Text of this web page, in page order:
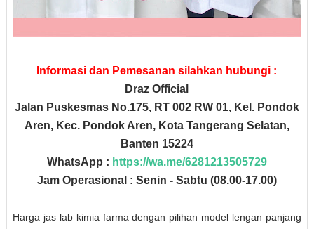
Informasi dan Pemesanan silahkan hubungi :
Draz Official
Jalan Puskesmas No.175, RT 002 RW 01, Kel. Pondok
Aren, Kec. Pondok Aren, Kota Tangerang Selatan,
Banten 15224
WhatsApp : https://wa.me/6281213505729
Jam Operasional : Senin - Sabtu (08.00-17.00)
Harga jas lab kimia farma dengan pilihan model lengan panjang